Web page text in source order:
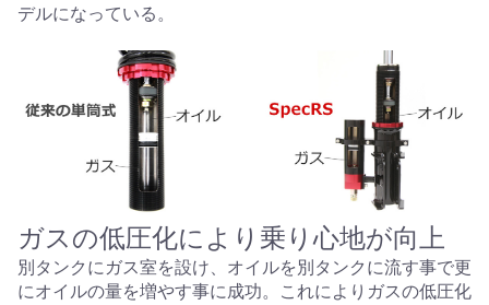
デルになっている。
ガスの低圧化により乗り心地が向上
別タンクにガス室を設け、オイルを別タンクに流す事で更
にオイルの量を増やす事に成功。これによりガスの低圧化